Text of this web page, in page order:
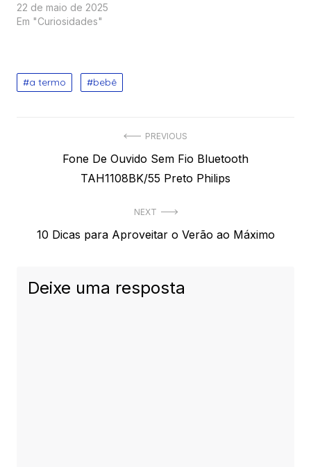
22 de maio de 2025
Em "Curiosidades"
a termo bebê
PREVIOUS
PreviousFone De Ouvido Sem Fio Bluetooth
TAH1108BK/55 Preto Philips
NEXT
Next
10 Dicas para Aproveitar o Verão ao Máximo
Deixe uma resposta